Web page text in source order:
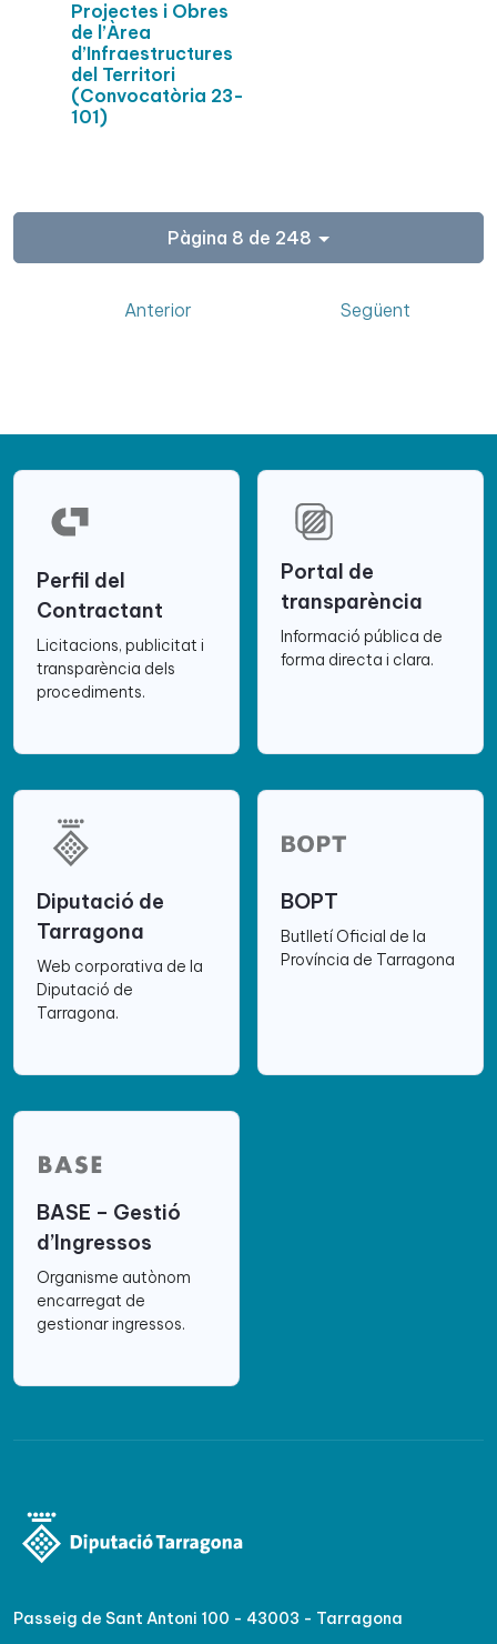
Projectes i Obres
de l’Àrea
d’Infraestructures
del Territori
(Convocatòria 23-
101)
Pàgina 8 de 248
Anterior Següent
Perfil del
Contractant
Licitacions, publicitat i
transparència dels
procediments.
Portal de
transparència
Informació pública de
forma directa i clara.
Diputació de
Tarragona
Web corporativa de la
Diputació de
Tarragona.
BOPT
Butlletí Oficial de la
Província de Tarragona
BASE – Gestió
d’Ingressos
Organisme autònom
encarregat de
gestionar ingressos.
Passeig de Sant Antoni 100 - 43003 - Tarragona